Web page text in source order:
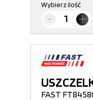
Wybierz ilość
FAST